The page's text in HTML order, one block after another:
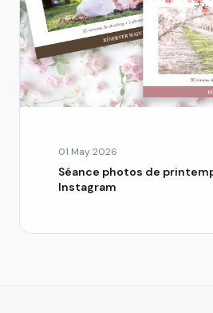
01 May 2026
Séance photos de
Instagram